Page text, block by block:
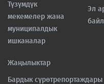
Түзүмдүк
мекемелер жана
муниципалдык
ишканалар
Эл
Жаңылыктар
Бардык сүрөтрепортаждары